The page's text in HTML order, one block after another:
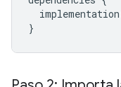
implementation
}